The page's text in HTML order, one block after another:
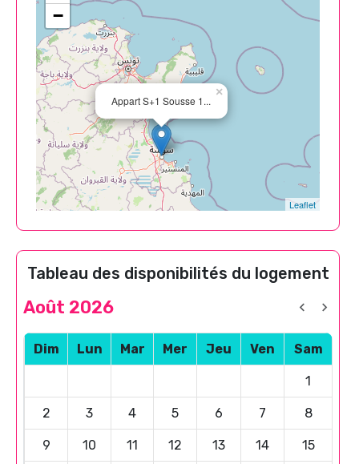
Appart S+1 Sousse 1...
×
−
Leaflet
Tableau des disponibilités du logement
Août 2026
Dim Lun Mar Mer Jeu Ven Sam
1
2 3 4 5 6 7 8
9 10 11 12 13 14 15